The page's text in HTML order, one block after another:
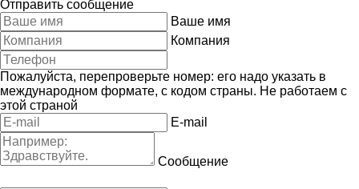
Отправить сообщение
Ваше имя
Компания
Пожалуйста, перепроверьте номер: его надо указать в
международном формате, с кодом страны. Не работаем с
этой страной
E-mail
Сообщение